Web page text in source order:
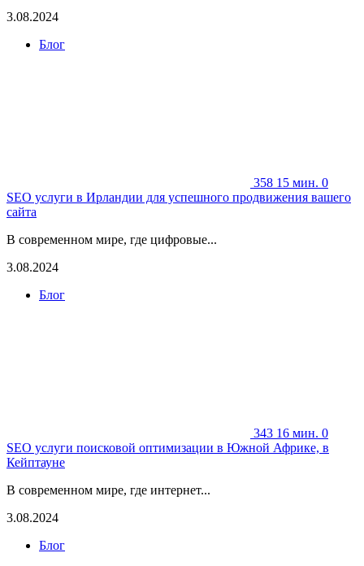
3.08.2024
Блог
358 15 мин. 0
SEO услуги в Ирландии для успешного продвижения вашего
сайта
В современном мире, где цифровые...
3.08.2024
Блог
343 16 мин. 0
SEO услуги поисковой оптимизации в Южной Африке, в
Кейптауне
В современном мире, где интернет...
3.08.2024
Блог